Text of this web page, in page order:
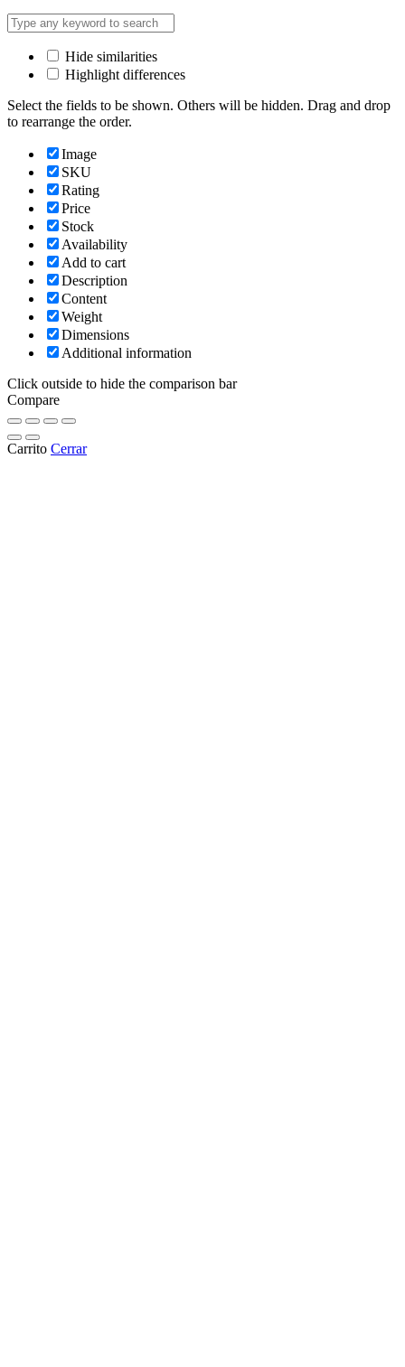
Hide similarities
Highlight differences
Select the fields to be shown. Others will be hidden. Drag and drop
to rearrange the order.
Image
SKU
Rating
Price
Stock
Availability
Add to cart
Description
Content
Weight
Dimensions
Additional information
Click outside to hide the comparison bar
Compare
Carrito Cerrar